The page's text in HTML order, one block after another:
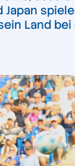
Land